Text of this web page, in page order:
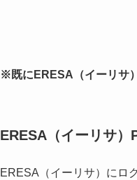
※既にERESA（イーリサ
ERESA（イーリサ）
ERESA（イーリサ）にロ